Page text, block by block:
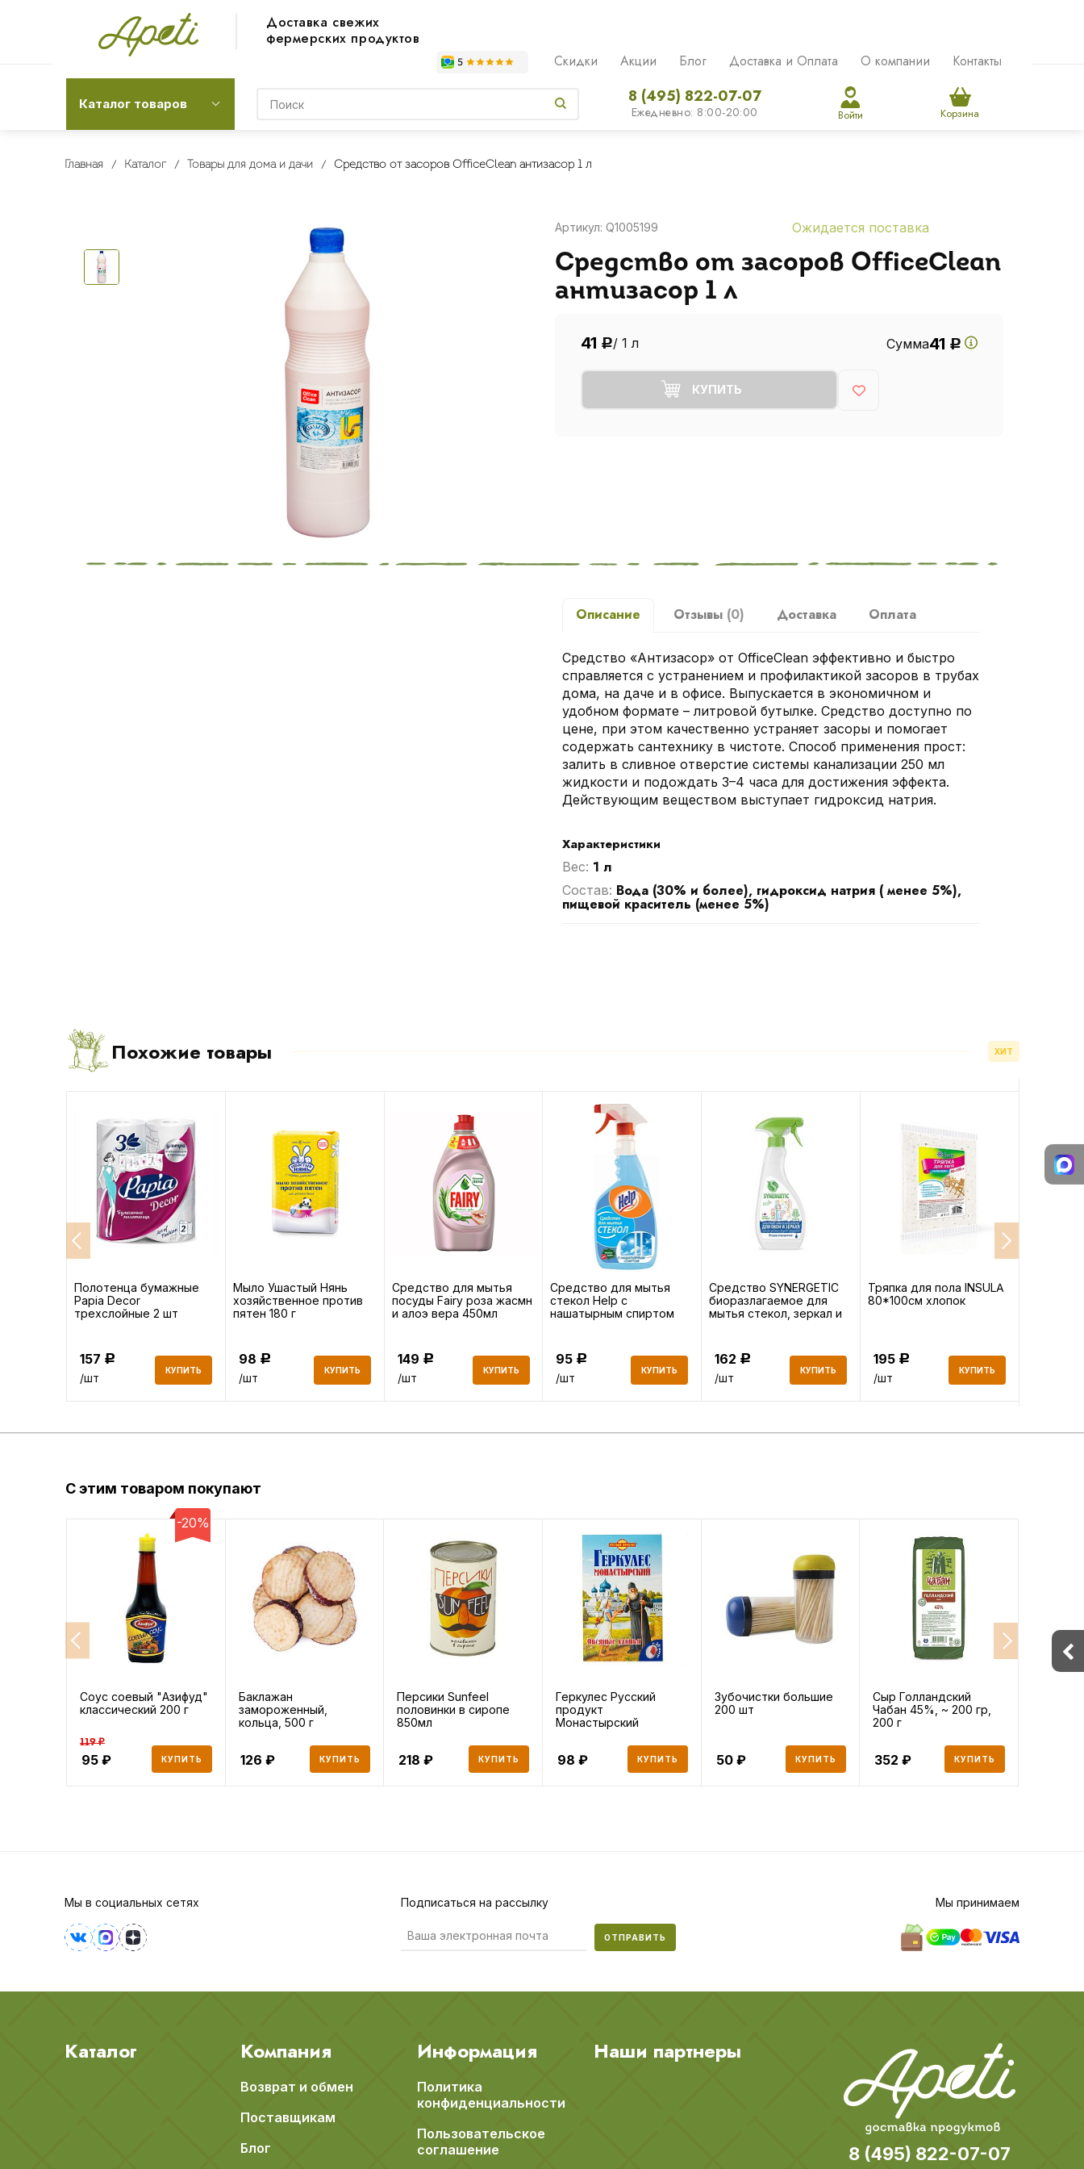
Доставка свежих
фермерских продуктов
Скидки Акции Блог Доставка и Оплата О компании Контакты
Каталог товаров 8 (495) 822-07-07
Ежедневно: 8:00-20:00 Войти Корзина
Главная Каталог Товары для дома и дачи Средство от засоров OfficeClean антизасор 1 л
Артикул: Q1005199 Ожидается поставка
Средство от засоров OfficeClean
антизасор 1 л
41 Р/ 1 л Сумма41 Р
КУПИТЬ
Описание Отзывы (0) Доставка Оплата
Средство «Антизасор» от OfficeClean эффективно и быстро
справляется с устранением и профилактикой засоров в трубах
дома, на даче и в офисе. Выпускается в экономичном и
удобном формате – литровой бутылке. Средство доступно по
цене, при этом качественно устраняет засоры и помогает
содержать сантехнику в чистоте. Способ применения прост:
залить в сливное отверстие системы канализации 250 мл
жидкости и подождать 3–4 часа для достижения эффекта.
Действующим веществом выступает гидроксид натрия.
Характеристики
Вес: 1 л
Cостав: Вода (30% и более), гидроксид натрия ( менее 5%),
пищевой краситель (менее 5%)
Похожие товары ХИТ
Полотенца бумажные
Papia Decor
трехслойные 2 шт
157 Р
/шт
КУПИТЬ
Мыло Ушастый Нянь
хозяйственное против
пятен 180 г
98 Р
/шт
КУПИТЬ
Средство для мытья
посуды Fairy роза жасмн
и алоэ вера 450мл
149 Р
/шт
КУПИТЬ
Средство для мытья
стекол Help с
нашатырным спиртом
95 Р
/шт
КУПИТЬ
Средство SYNERGETIC
биоразлагаемое для
мытья стекол, зеркал и
162 Р
/шт
КУПИТЬ
Тряпка для пола INSULA
80*100см хлопок
195 Р
/шт
КУПИТЬ
С этим товаром покупают
-20%
Соус соевый "Азифуд"
классический 200 г
119 ₽
95 КУПИТЬ
Баклажан
замороженный,
кольца, 500 г
126 КУПИТЬ
Персики Sunfeel
половинки в сиропе
850мл
218 КУПИТЬ
Геркулес Русский
продукт
Монастырский
98 КУПИТЬ
Зубочистки большие
200 шт
50 КУПИТЬ
Сыр Голландский
Чабан 45%, ~ 200 гр,
200 г
352 КУПИТЬ
Мы в социальных сетях Подписаться на рассылку
ОТПРАВИТЬ
Мы принимаем
Каталог Компания
Возврат и обмен
Поставщикам
Блог
Информация
Политика
конфиденциальности
Пользовательское
соглашение
Наши партнеры
8 (495) 822-07-07